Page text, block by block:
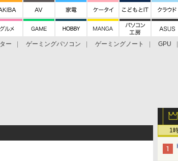
ー ゲーミングパソコン ゲーミングノート
GPU
1